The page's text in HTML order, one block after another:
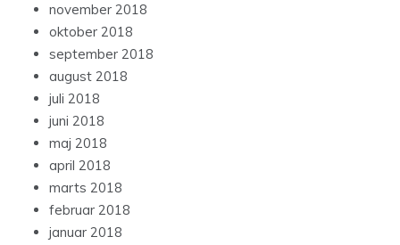
november 2018
oktober 2018
september 2018
august 2018
juli 2018
juni 2018
maj 2018
april 2018
marts 2018
februar 2018
januar 2018